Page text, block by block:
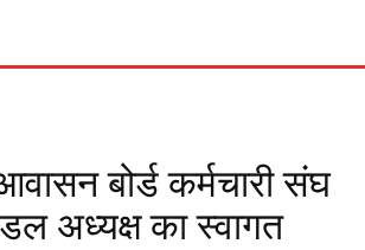
बोर्ड कर्मचारी संघ
अध्यक्ष का स्वागत